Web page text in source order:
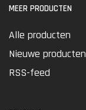
MEER PRODUCTEN
Alle producten
Nieuwe producten
RSS-feed